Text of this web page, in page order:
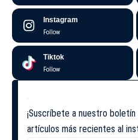
Instagram
Follow
Tiktok
Follow
¡Suscríbete a nuestro
artículos más recientes al